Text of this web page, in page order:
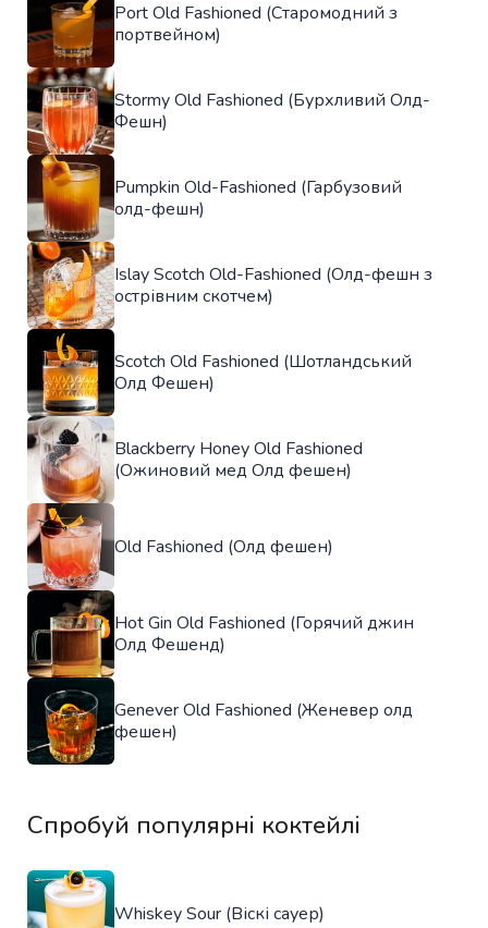
Port Old Fashioned (Старомодний з
портвейном)
Stormy Old Fashioned (Бурхливий Олд-
Фешн)
Pumpkin Old-Fashioned (Гарбузовий
олд-фешн)
Islay Scotch Old-Fashioned (Олд-фешн з
острівним скотчем)
Scotch Old Fashioned (Шотландський
Олд Фешен)
Blackberry Honey Old Fashioned
(Ожиновий мед Олд фешен)
Old Fashioned (Олд фешен)
Hot Gin Old Fashioned (Горячий джин
Олд Фешенд)
Genever Old Fashioned (Женевер олд
фешен)
Спробуй популярні коктейлі
Whiskey Sour (Віскі сауер)